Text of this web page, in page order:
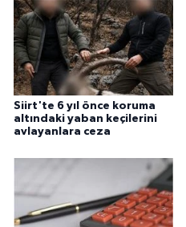
Siirt'te 6 yıl önce koruma
altındaki yaban keçilerini
avlayanlara ceza